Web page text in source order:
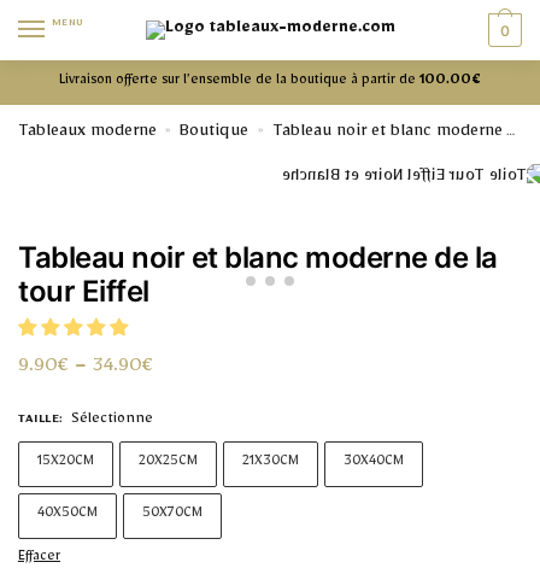
MENU 0
Livraison offerte sur l’ensemble de la boutique à partir de 100.00€
Tableaux moderne » Boutique » Tableau noir et blanc moderne
Tableau noir et blanc moderne de la
tour Eiffel
9.90€ – 34.90€
TAILLE: Sélectionne
15X20CM 20X25CM 21X30CM 30X40CM
40X50CM 50X70CM
Effacer